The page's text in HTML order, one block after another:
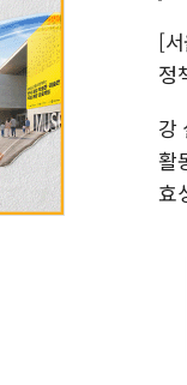
[
정
강
활
효